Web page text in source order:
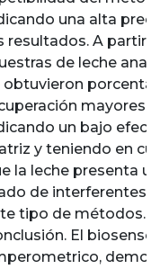
una alta
resultados. A partir
de leche
obtuvieron
mayores
un bajo
y teniendo en
la leche presenta
de interferentes
tipo de métodos.
El biosensor